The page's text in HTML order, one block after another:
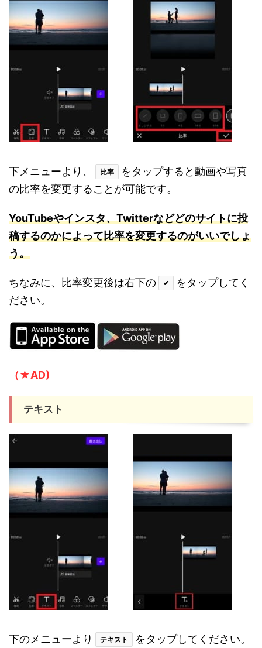
下メニューより、 比率
をタップすると動画や写真
の比率を変更することが可能です。
YouTubeやインスタ、Twitterなどどのサイトに投
稿するのかによって比率を変更するのがいいでしょ
う。
ちなみに、比率変更後は右下の ✔
をタップしてく
ださい。
（★AD)
テキスト
下のメニューより テキスト をタップしてください。